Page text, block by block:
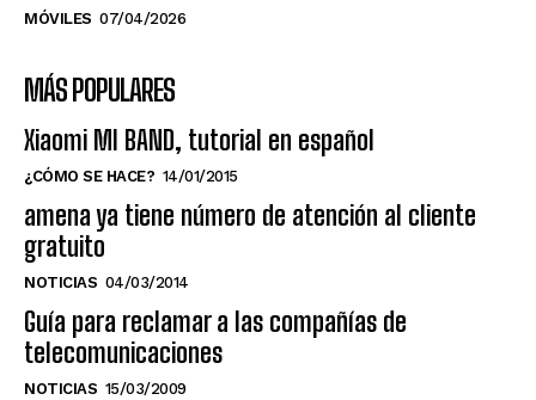
MÓVILES 07/04/2026
MÁS POPULARES
Xiaomi MI BAND, tutorial en español
¿CÓMO SE HACE? 14/01/2015
amena ya tiene número de atención al cliente
gratuito
NOTICIAS 04/03/2014
Guía para reclamar a las compañías de
telecomunicaciones
NOTICIAS 15/03/2009